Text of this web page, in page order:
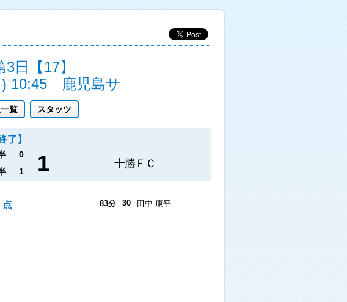
日【17】
10:45
鹿児島サ
覧 スタッツ
了】
0 1 十勝ＦＣ
1
83分 30 田中 康平